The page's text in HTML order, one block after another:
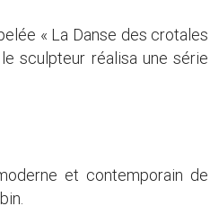
« La Danse des crotales
sculpteur réalisa une série
et contemporain de